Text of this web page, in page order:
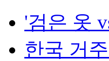
'검은 옷
한국 거